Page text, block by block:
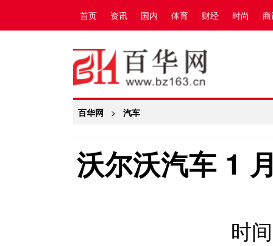
首页 资讯 国内 体育 财经 时尚
百华网 > 汽车
沃尔沃汽车 1
时